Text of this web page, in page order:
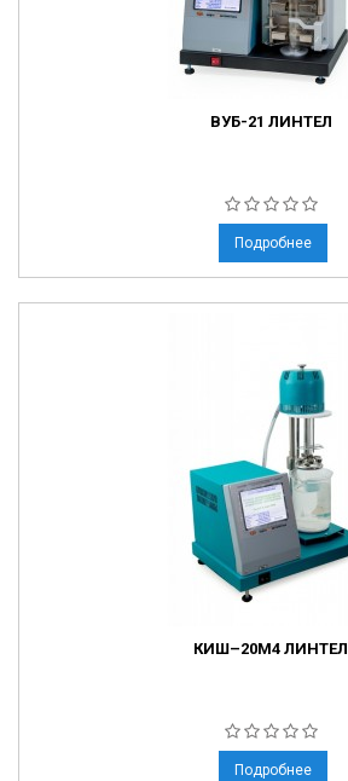
ВУБ-21 ЛИНТЕЛ
Подробнее
КИШ–20М4 ЛИНТЕЛ
Подробнее